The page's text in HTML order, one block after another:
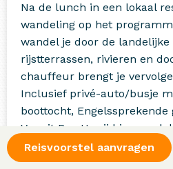
Na de lunch in een lokaal
wandeling op het
wandel je door de landelijke
rijstterrassen, rivieren en
chauffeur brengt je
Inclusief privé-auto/busje
boottocht,
Vanuit Bac Ha rijd je
richting de grens met
naar Ha Giang, zo’n 5 uur
Reisvoorstel aanvragen